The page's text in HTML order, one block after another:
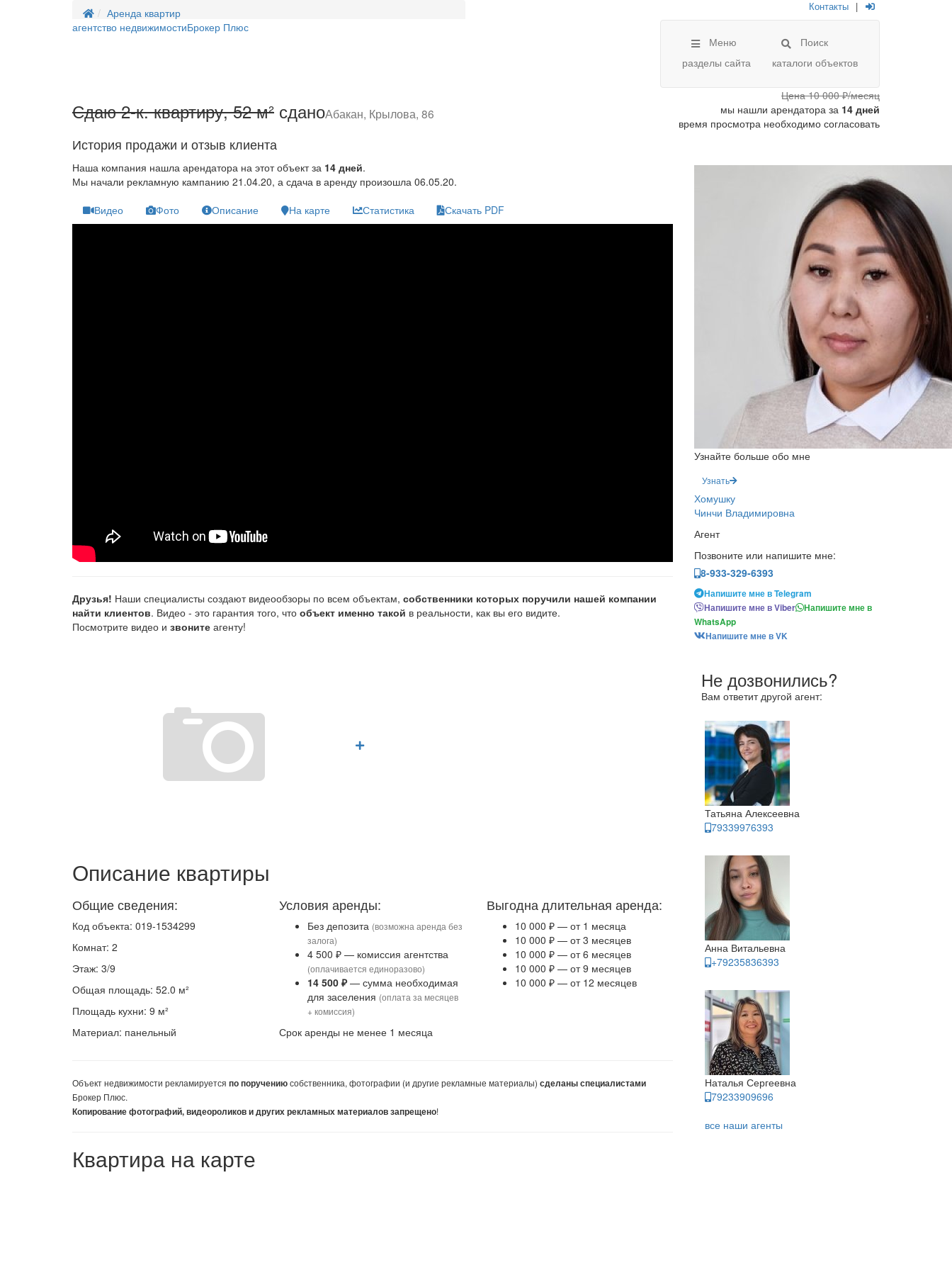
Аренда квартир Контакты |
Меню
разделы сайта
Поиск
каталоги объектов
агентство недвижимостиБрокер Плюс
Сдаю 2-к. квартиру, 52 м² сданоАбакан, Крылова, 86
Цена10 000 ₽/месяц
мы нашли арендатора за 14 дней
время просмотра необходимо согласовать
История продажи и отзыв клиента
Наша компания нашла арендатора на этот объект за 14 дней.
Мы начали рекламную кампанию 21.04.20, а сдача в аренду произошла 06.05.20.
Видео
Фото Описание На карте Статистика Скачать PDF
Друзья! Наши специалисты создают видеообзоры по всем объектам, собственники которых поручили нашей компании
найти клиентов. Видео - это гарантия того, что объект именно такой в реальности, как вы его видите.
Посмотрите видео и звоните агенту!
Описание квартиры
Общие сведения:
Код объекта: 019-1534299
Комнат: 2
Этаж: 3/9
Общая площадь: 52.0 м²
Площадь кухни: 9 м²
Материал: панельный
Условия аренды:
Без депозита (возможна аренда без
залога)
4 500 ₽ — комиссия агентства
(оплачивается единоразово)
14 500 ₽— сумма необходимая
для заселения (оплата за месяцев
+ комиссия)
Срок аренды не менее 1 месяца
Выгодна длительная аренда:
10 000 ₽ — от 1 месяца
10 000 ₽ — от 3 месяцев
10 000 ₽ — от 6 месяцев
10 000 ₽ — от 9 месяцев
10 000 ₽ — от 12 месяцев
Объект недвижимости рекламируется по поручениюсобственника, фотографии (и другие рекламные материалы) сделаны специалистами
Брокер Плюс.
Копирование фотографий, видеороликов и других рекламных материалов запрещено!
Квартира на карте
Узнайте больше обо мне
Узнать
Хомушку
Чинчи Владимировна
Агент
Позвоните или напишите мне:
8-933-329-6393
Напишите мне в Telegram
Напишите мне в Viber
Напишите мне в
WhatsApp
Напишите мне в VK
Не дозвонились?
Вам ответит другой агент:
Татьяна Алексеевна
79339976393
Анна Витальевна
+79235836393
Наталья Сергеевна
79233909696
все наши агенты